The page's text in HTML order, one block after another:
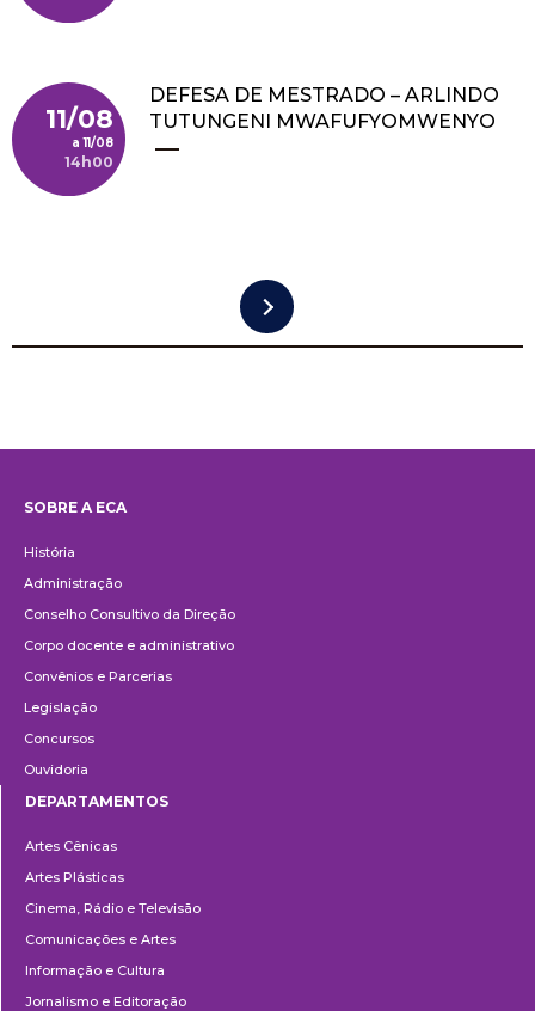
11/08
11/08
14h00
DEFESA DE MESTRADO – ARLINDO
TUTUNGENI MWAFUFYOMWENYO
SOBRE A ECA
História
Administração
Conselho Consultivo da Direção
Corpo docente e administrativo
Convênios e Parcerias
Legislação
Concursos
Ouvidoria
DEPARTAMENTOS
Artes Cênicas
Artes Plásticas
Cinema, Rádio e Televisão
Comunicações e Artes
Informação e Cultura
Jornalismo e Editoração